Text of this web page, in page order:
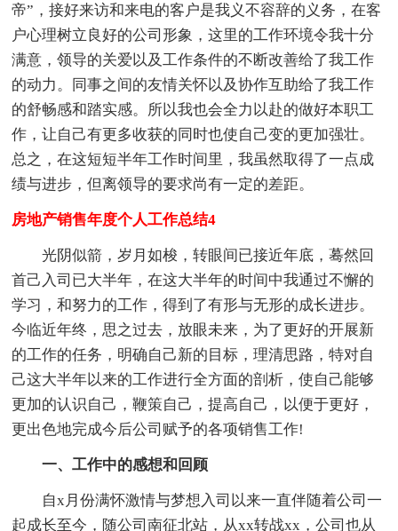
帝”，接好来访和来电的客户是我义不容辞的义务，在客
户心理树立良好的公司形象，这里的工作环境令我十分
满意，领导的关爱以及工作条件的不断改善给了我工作
的动力。同事之间的友情关怀以及协作互助给了我工作
的舒畅感和踏实感。所以我也会全力以赴的做好本职工
作，让自己有更多收获的同时也使自己变的更加强壮。
总之，在这短短半年工作时间里，我虽然取得了一点成
绩与进步，但离领导的要求尚有一定的差距。
房地产销售年度个人工作总结4
光阴似箭，岁月如梭，转眼间已接近年底，蓦然回
首己入司已大半年，在这大半年的时间中我通过不懈的
学习，和努力的工作，得到了有形与无形的成长进步。
今临近年终，思之过去，放眼未来，为了更好的开展新
的工作的任务，明确自己新的目标，理清思路，特对自
己这大半年以来的工作进行全方面的剖析，使自己能够
更加的认识自己，鞭策自己，提高自己，以便于更好，
更出色地完成今后公司赋予的各项销售工作!
一、工作中的感想和回顾
自x月份满怀激情与梦想入司以来一直伴随着公司一
起成长至今，随公司南征北站，从xx转战xx，公司也从